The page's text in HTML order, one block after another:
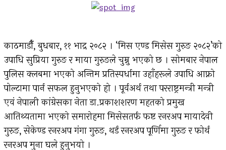
काठमाडौँ, बुधबार, ११ भाद्र २०८२ । ‘मिस एण्ड मिसेस गुरुङ २०८२’को
उपाधि सुप्रिया गुरुङ र माया गुरुङले चुम्नु भएको छ । सोमबार नेपाल
पुलिस क्लबमा भएको अन्तिम प्रतिस्पर्धामा उहाँहरूले उपाधि आफ्नो
पोल्टामा पार्न सफल हुनुभएको हो । पूर्वअर्थ तथा परराष्ट्रमन्त्री मन्त्री
एवं नेपाली कांग्रेसका नेता डा.प्रकाशशरण महतको प्रमुख
आतिथ्यतामा भएको समारोहमा मिसेसतर्फ फष्ट रनरअप मायादेवी
गुरुङ, सेकेण्ड रनरअप गंगा गुरुङ, थर्ड रनरअप पूर्णिमा गुरुङ र फोर्थ
रनरअप मुना घले हुनुभयो ।